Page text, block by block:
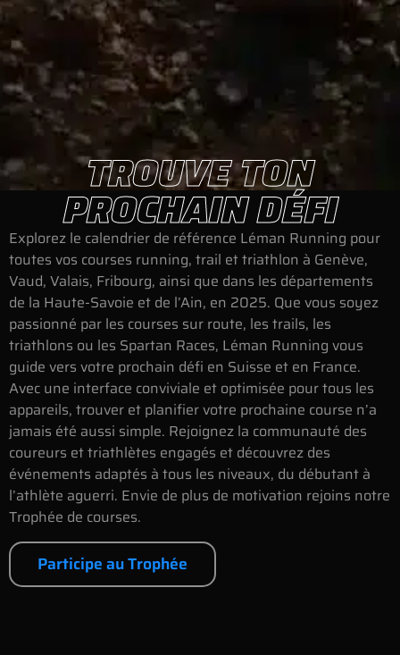
TROUVE TON
PROCHAIN DÉFI
Explorez le calendrier de référence Léman Running pour
toutes vos courses running, trail et triathlon à Genève,
Vaud, Valais, Fribourg, ainsi que dans les départements
de la Haute-Savoie et de l’Ain, en 2025. Que vous soyez
passionné par les courses sur route, les trails, les
triathlons ou les Spartan Races, Léman Running vous
guide vers votre prochain défi en Suisse et en France.
Avec une interface conviviale et optimisée pour tous les
appareils, trouver et planifier votre prochaine course n’a
jamais été aussi simple. Rejoignez la communauté des
coureurs et triathlètes engagés et découvrez des
événements adaptés à tous les niveaux, du débutant à
l’athlète aguerri. Envie de plus de motivation rejoins notre
Trophée de courses.
Participe au Trophée